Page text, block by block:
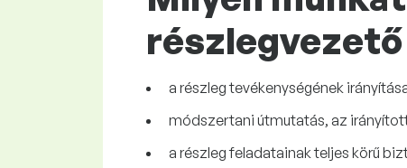
részlegvezető
a részleg tevékenységének
módszertani útmutatás, az
a részleg feladatainak teljes körű